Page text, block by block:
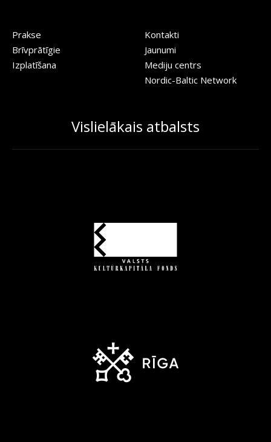
Prakse
Brīvprātīgie
Izplatīšana
Kontakti
Jaunumi
Mediju centrs
Nordic-Baltic Network
Vislielākais atbalsts